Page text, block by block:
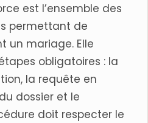
est l’ensemble des
permettant de
un mariage. Elle
obligatoires : la
la requête en
dossier et le
doit respecter le